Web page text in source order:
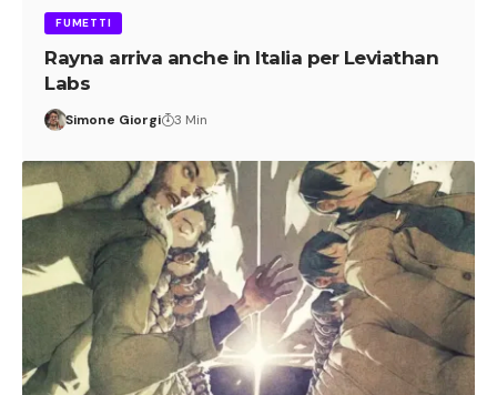
FUMETTI
Rayna arriva anche in Italia per Leviathan
Labs
Simone Giorgi 3 Min